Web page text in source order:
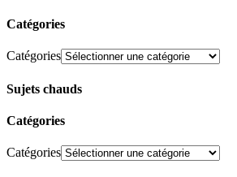
Catégories
Catégories
Sujets chauds
Catégories
Catégories